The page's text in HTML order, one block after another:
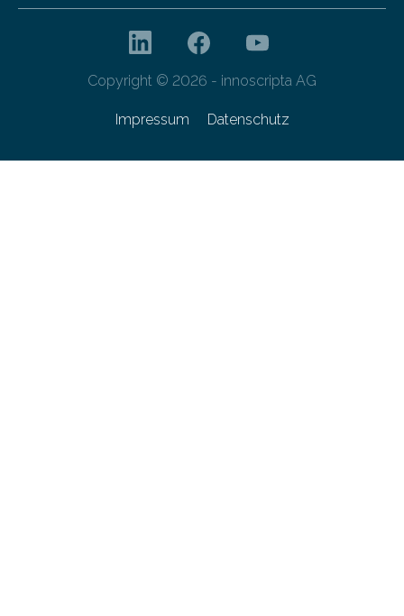
Copyright © 2026 - innoscripta AG
Impressum Datenschutz